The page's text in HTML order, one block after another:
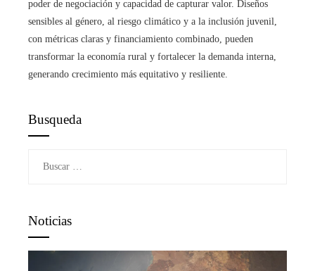
poder de negociación y capacidad de capturar valor. Diseños
sensibles al género, al riesgo climático y a la inclusión juvenil,
con métricas claras y financiamiento combinado, pueden
transformar la economía rural y fortalecer la demanda interna,
generando crecimiento más equitativo y resiliente.
Busqueda
Noticias